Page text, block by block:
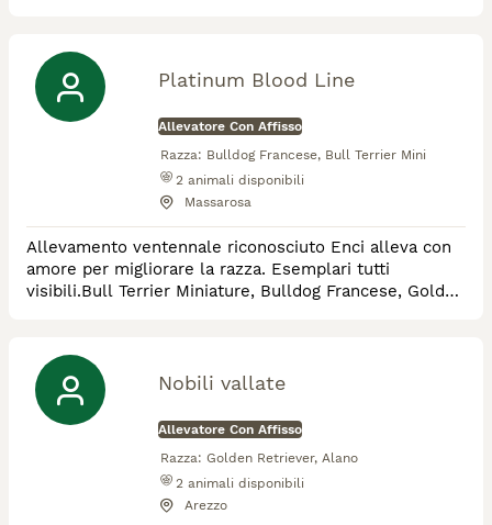
displasia di anche e gomiti, cardiopatie, ocd, hanno un
carattere fantastico, aperto e socievole. Tutti campioni
di bellezza di vario livello
Platinum Blood Line
Allevatore Con Affisso
Razza: Bulldog Francese, Bull Terrier Mini
2 animali disponibili
Massarosa
Allevamento ventennale riconosciuto Enci alleva con
amore per migliorare la razza. Esemplari tutti
visibili.Bull Terrier Miniature, Bulldog Francese, Golden
Nobili vallate
Allevatore Con Affisso
Razza: Golden Retriever, Alano
2 animali disponibili
Arezzo